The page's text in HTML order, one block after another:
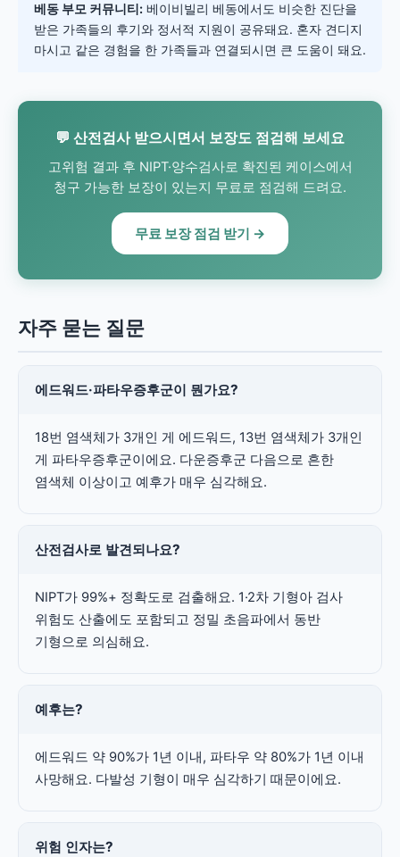
베동 부모 커뮤니티: 베이비빌리 베동에서도 비슷한 진단을
받은 가족들의 후기와 정서적 지원이 공유돼요. 혼자 견디지
마시고 같은 경험을 한 가족들과 연결되시면 큰 도움이 돼요.
💬 산전검사 받으시면서 보장도 점검해 보세요
고위험 결과 후 NIPT·양수검사로 확진된 케이스에서
청구 가능한 보장이 있는지 무료로 점검해 드려요.
무료 보장 점검 받기 →
자주 묻는 질문
에드워드·파타우증후군이 뭔가요?
18번 염색체가 3개인 게 에드워드, 13번 염색체가 3개인
게 파타우증후군이에요. 다운증후군 다음으로 흔한
염색체 이상이고 예후가 매우 심각해요.
산전검사로 발견되나요?
NIPT가 99%+ 정확도로 검출해요. 1·2차 기형아 검사
위험도 산출에도 포함되고 정밀 초음파에서 동반
기형으로 의심해요.
예후는?
에드워드 약 90%가 1년 이내, 파타우 약 80%가 1년 이내
사망해요. 다발성 기형이 매우 심각하기 때문이에요.
위험 인자는?